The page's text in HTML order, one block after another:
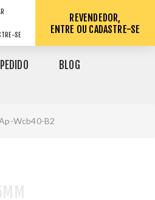
SE
REVENDEDOR,
ENTRE OU CADASTRE-SE
BLOG
Wcb40-B2